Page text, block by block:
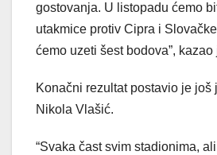
gostovanja. U listopadu ćemo
utakmice protiv Cipra i
ćemo uzeti šest bodova”, kazao
Konačni rezultat postavio je još
Nikola Vlašić.
“Svaka čast svim stadionima,